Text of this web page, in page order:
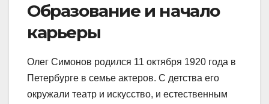
Образование и начало
карьеры
Олег Симонов родился 11 октября 1920 года в
Петербурге в семье актеров. С детства его
окружали театр и искусство, и естественным